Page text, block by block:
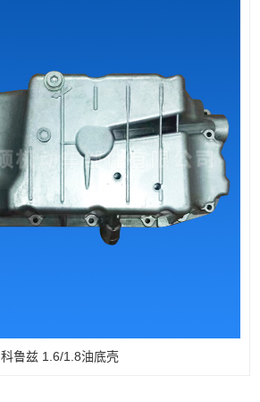
科鲁兹 1.6/1.8油底壳